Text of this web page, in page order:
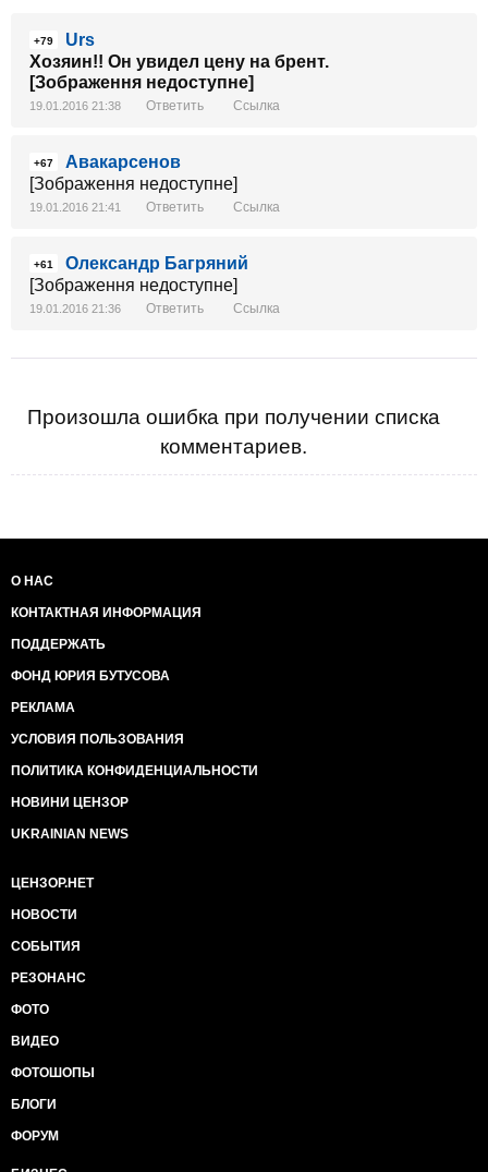
+79
Urs
Хозяин!! Он увидел цену на брент.
[Зображення недоступне]
19.01.2016 21:38 Ответить Ссылка
+67
Авакарсенов
[Зображення недоступне]
19.01.2016 21:41 Ответить Ссылка
+61
Олександр Багряний
[Зображення недоступне]
19.01.2016 21:36 Ответить Ссылка
Произошла ошибка при получении списка
комментариев.
О НАС
КОНТАКТНАЯ ИНФОРМАЦИЯ
ПОДДЕРЖАТЬ
ФОНД ЮРИЯ БУТУСОВА
РЕКЛАМА
УСЛОВИЯ ПОЛЬЗОВАНИЯ
ПОЛИТИКА КОНФИДЕНЦИАЛЬНОСТИ
НОВИНИ ЦЕНЗОР
UKRAINIAN NEWS
ЦЕНЗОР.НЕТ
НОВОСТИ
СОБЫТИЯ
РЕЗОНАНС
ФОТО
ВИДЕО
ФОТОШОПЫ
БЛОГИ
ФОРУМ